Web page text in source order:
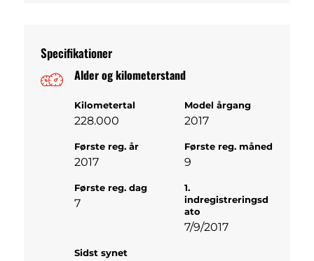
Specifikationer
Alder og kilometerstand
Kilometertal
228.000
Model årgang
2017
Første reg. år
2017
Første reg. måned
9
Første reg. dag
7
1.
indregistreringsd
ato
7/9/2017
Sidst synet